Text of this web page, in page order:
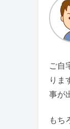
ご自
りま
事が
もち